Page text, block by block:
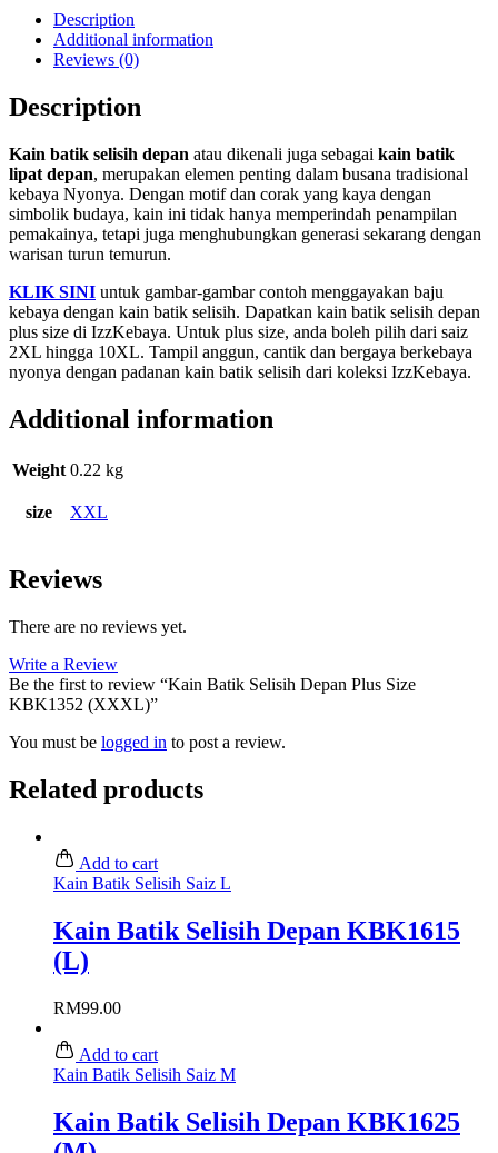
(XXXL)
quantity
Description
Additional information
Reviews (0)
Description
Kain batik selisih depan atau dikenali juga sebagai kain batik
lipat depan, merupakan elemen penting dalam busana tradisional
kebaya Nyonya. Dengan motif dan corak yang kaya dengan
simbolik budaya, kain ini tidak hanya memperindah penampilan
pemakainya, tetapi juga menghubungkan generasi sekarang dengan
warisan turun temurun.
KLIK SINI untuk gambar-gambar contoh menggayakan baju
kebaya dengan kain batik selisih. Dapatkan kain batik selisih depan
plus size di IzzKebaya. Untuk plus size, anda boleh pilih dari saiz
2XL hingga 10XL. Tampil anggun, cantik dan bergaya berkebaya
nyonya dengan padanan kain batik selisih dari koleksi IzzKebaya.
Additional information
Weight 0.22 kg
size XXL
Reviews
There are no reviews yet.
Write a Review
Be the first to review “Kain Batik Selisih Depan Plus Size
KBK1352 (XXXL)”
You must be logged in to post a review.
Related products
Add to cart
Kain Batik Selisih Saiz L
Kain Batik Selisih Depan KBK1615
(L)
RM99.00
Add to cart
Kain Batik Selisih Saiz M
Kain Batik Selisih Depan KBK1625